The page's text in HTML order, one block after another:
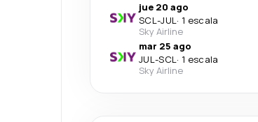
jue 20 ago
SCL-JUL· 1 escala
Sky Airline
mar 25 ago
JUL-SCL· 1 escala
Sky Airline